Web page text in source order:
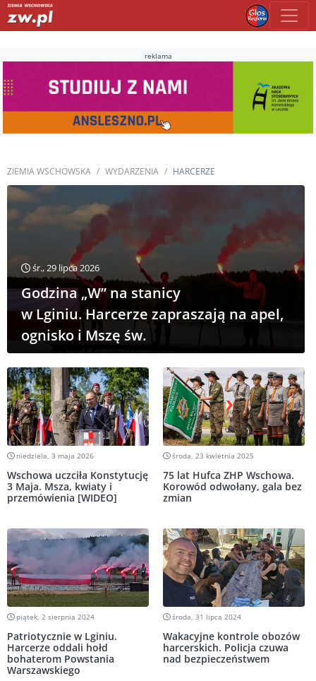
reklama
ZIEMIA WSCHOWSKA WYDARZENIA HARCERZE
śr., 29 lipca 2026
Godzina „W” na stanicy
w Lginiu. Harcerze zapraszają na apel,
ognisko i Mszę św.
niedziela, 3 maja 2026
Wschowa uczciła Konstytucję
3 Maja. Msza, kwiaty i
przemówienia [WIDEO]
środa, 23 kwietnia 2025
75 lat Hufca ZHP Wschowa.
Korowód odwołany, gala bez
zmian
piątek, 2 sierpnia 2024
Patriotycznie w Lginiu.
Harcerze oddali hołd
bohaterom Powstania
Warszawskiego
środa, 31 lipca 2024
Wakacyjne kontrole obozów
harcerskich. Policja czuwa
nad bezpieczeństwem